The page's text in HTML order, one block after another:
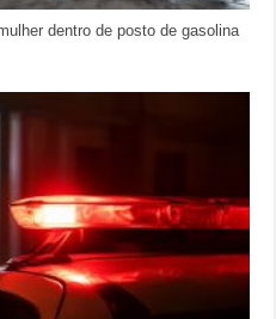
dentro de posto de gasolina